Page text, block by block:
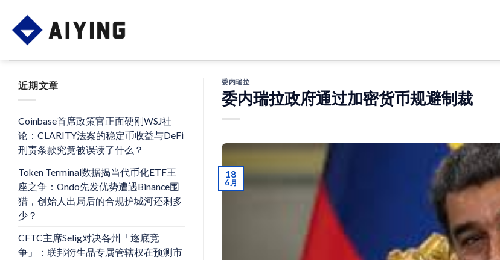
content
近期文章
Coinbase首席政策官正面硬刚WSJ社
论：CLARITY法案的稳定币收益与DeFi
刑责条款究竟被误读了什么？
Token Terminal数据揭当代币化ETF王
座之争：Ondo先发优势遭遇Binance围
猎，创始人出局后的合规护城河还剩多
少？
CFTC主席Selig对决各州「逐底竞
争」：联邦衍生品专属管辖权在预测市
委内瑞拉
委内瑞拉政府通过加密货币规避制裁
18
6 月